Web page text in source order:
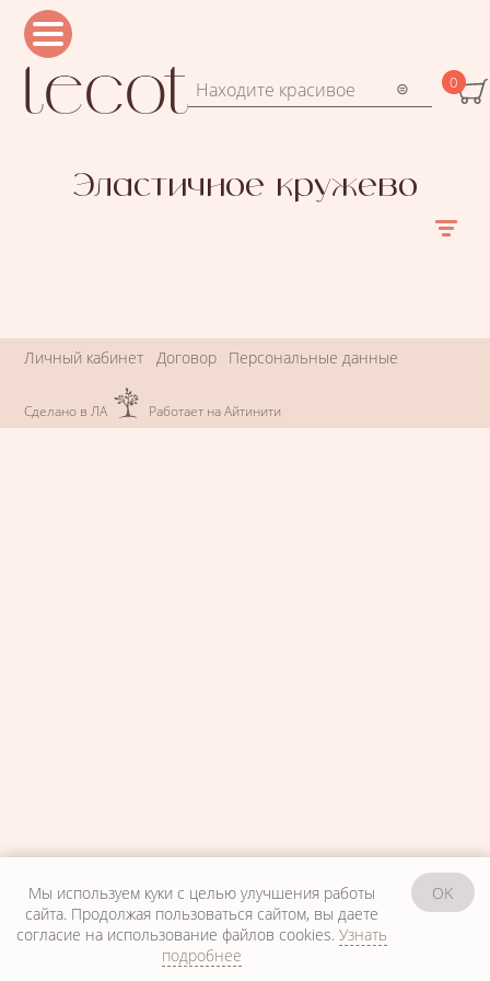
Перейти к основному содержанию
Форма поиска
Поиск 0
Эластичное кружево
Личный кабинет Договор Персональные данные
Сделано в ЛА Работает на Айтинити
Мы используем куки с целью улучшения работы
сайта. Продолжая пользоваться сайтом, вы даете
согласие на использование файлов cookies. Узнать
подробнее
OK